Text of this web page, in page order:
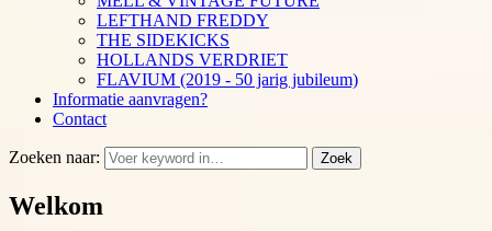
LEFTHAND FREDDY
THE SIDEKICKS
HOLLANDS VERDRIET
FLAVIUM (2019 - 50 jarig jubileum)
Informatie aanvragen?
Contact
Zoeken naar: Zoek
Welkom